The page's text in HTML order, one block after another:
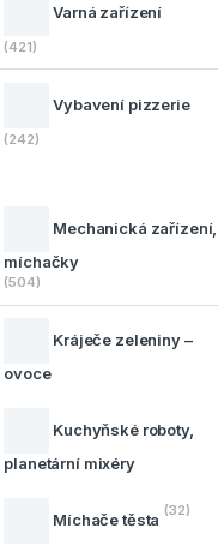
Varná zařízení
(421)
Vybavení pizzerie
(242)
Mechanická zařízení,
míchačky
(504)
Kráječe zeleniny –
ovoce
Kuchyňské roboty,
planetární mixéry
Míchače těsta (32)